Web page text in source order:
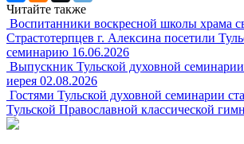
Читайте также
Воспитанники воскресной школы храма
Страстотерпцев г. Алексина посетили
семинарию 16.06.2026
Выпускник Тульской духовной
иерея 02.08.2026
Гостями Тульской духовной семинарии
Тульской Православной классической